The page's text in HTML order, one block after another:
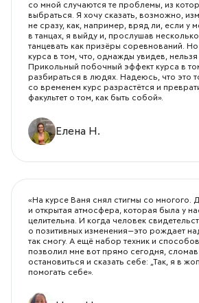
со мной случаются те проблемы, из
выбраться. Я хочу сказать, возможно,
не сразу, как, например, вряд ли, если у
в танцах, я выйду и, прослушав
танцевать как призёры соревнований.
курса в том, что, однажды увидев, нельзя
Прикольный побочный эффект курса в
разбираться в людях. Надеюсь, что это
со временем курс разрастётся и
факультет о том, как быть собой».
Елена Н.
«На курсе Ваня снял стигмы со многого.
и открытая атмосфера, которая была у
целительна. И когда человек
о позитивных изменения—это рождает
так смогу. А ещё набор техник и
позволил мне вот прямо сегодня, сломав
остановиться и сказать себе: „Так, я в
помогать себе».